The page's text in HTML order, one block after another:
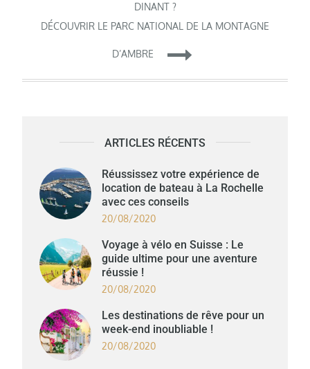
de
l’article
DINANT ?
DÉCOUVRIR LE PARC NATIONAL DE LA MONTAGNE
D’AMBRE
ARTICLES RÉCENTS
Réussissez votre expérience de
location de bateau à La Rochelle
avec ces conseils
20/08/2020
Voyage à vélo en Suisse : Le
guide ultime pour une aventure
réussie !
20/08/2020
Les destinations de rêve pour un
week-end inoubliable !
20/08/2020